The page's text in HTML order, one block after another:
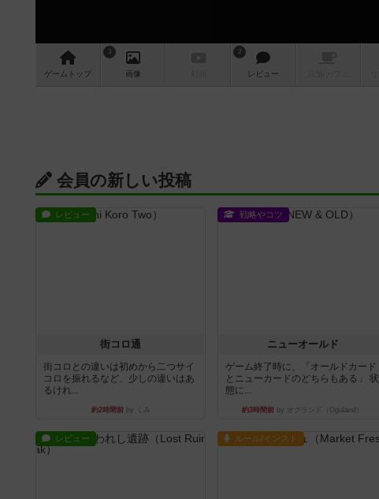
ゲーム トップ
3
画像
2
レビュー
会員の新しい投稿
レビュー
街コロ通
街コロとの違いは初めから二つサイ
コロを振れるなど、少しの違いはあ
るけれ...
約2時間前by くみ
戦略やコツ
ニューオールド
ゲーム終了時に、「オールドカード
とニューカードのどちらもある」 状
態に...
約3時間前 by オグランド（Oguland）
レビュー ルール/インスト